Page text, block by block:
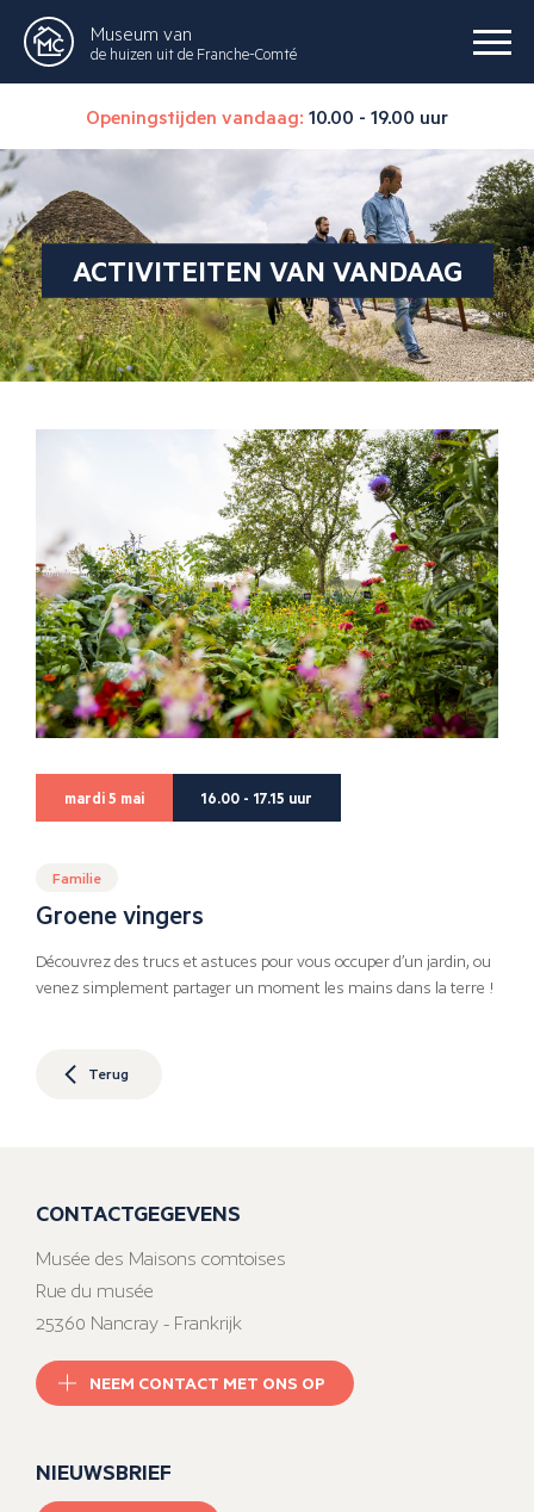
Museum van
de huizen uit de Franche-Comté
Openingstijden vandaag: 10.00 - 19.00 uur
ACTIVITEITEN VAN VANDAAG
mardi 5 mai 16.00 - 17.15 uur
Familie
Groene vingers
Découvrez des trucs et astuces pour vous occuper d’un jardin, ou
venez simplement partager un moment les mains dans la terre !
Terug
CONTACTGEGEVENS
Musée des Maisons comtoises
Rue du musée
25360 Nancray - Frankrijk
NEEM CONTACT MET ONS OP
NIEUWSBRIEF